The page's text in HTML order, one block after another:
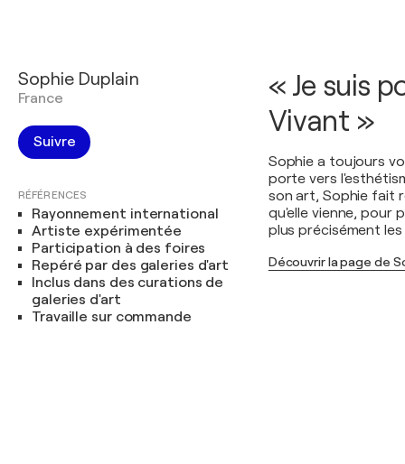
Sophie Duplain
France
Suivre
RÉFÉRENCES
Rayonnement international
Artiste expérimentée
Participation à des foires
Repéré par des galeries d'art
Inclus dans des curations de
galeries d'art
Travaille sur commande
« Je suis
Vivant »
Sophie a toujours
porte vers
son art, Sophie fait
qu'elle vienne, pour
plus précisément
Découvrir la page de